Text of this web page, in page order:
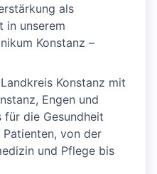
als
in unserem
Konstanz –
Konstanz mit
Engen und
für die Gesundheit
Patienten, von der
und Pflege bis